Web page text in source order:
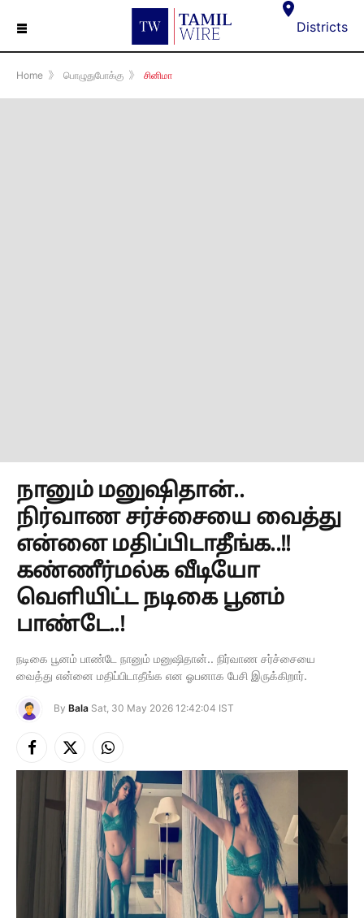
☰ Districts
Home 》 பொழுதுபோக்கு 》 சினிமா
நானும் மனுஷிதான்..
நிர்வாண சர்ச்சையை வைத்து
என்னை மதிப்பிடாதீங்க..!!
கண்ணீர்மல்க வீடியோ
வெளியிட்ட நடிகை பூனம்
பாண்டே..!
நடிகை பூனம் பாண்டே நானும் மனுஷிதான்.. நிர்வாண சர்ச்சையை
வைத்து என்னை மதிப்பிடாதீங்க என ஓபனாக பேசி இருக்கிறார்.
By Bala Sat, 30 May 2026 12:42:04 IST
Facebook
X
(Twitter)
Instagram